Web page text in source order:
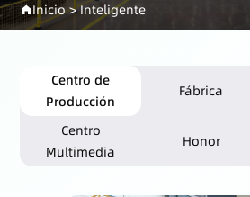
Inicio>Inteligente
Centro de
Producción
Fábrica
Centro
Multimedia
Honor